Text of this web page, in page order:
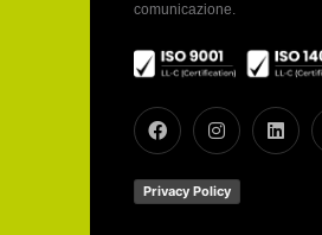
comunicazione.
Privacy Policy